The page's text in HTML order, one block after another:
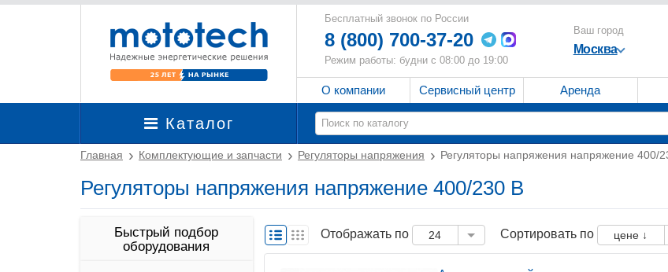
Бесплатный звонок по России
8 (800) 700-37-20
Режим работы: будни с 08:00 до 19:00
Ваш город
Москва
О компании Сервисный центр Аренда
Каталог
Главная Комплектующие и запчасти Регуляторы напряжения Регуляторы напряжения напряжение 400/
Регуляторы напряжения напряжение 400/230 B
Быстрый подбор
оборудования
Отображать по 24 Сортировать по цене ↓